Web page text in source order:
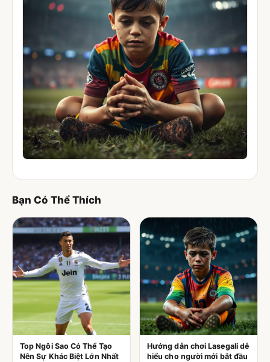
Bạn Có Thể Thích
Top Ngôi Sao Có Thể Tạo
Nên Sự Khác Biệt Lớn Nhất
Hướng dẫn chơi Lasegali dễ
hiểu cho người mới bắt đầu